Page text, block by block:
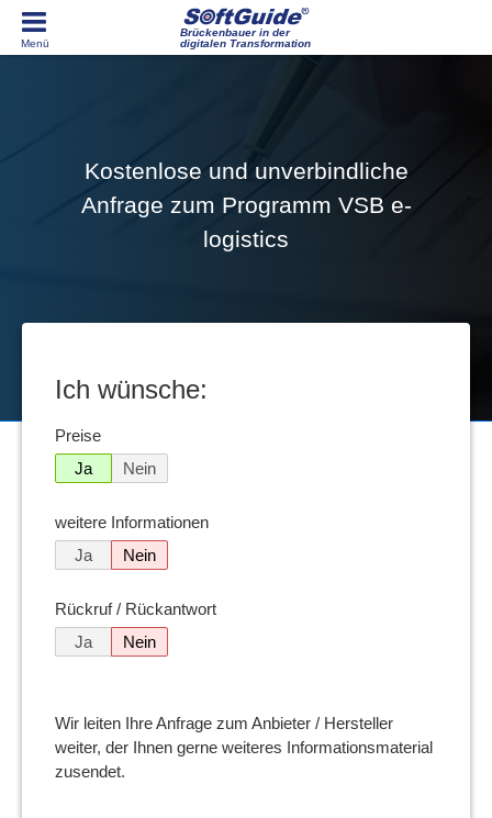
Brückenbauer in der
digitalen Transformation
Kostenlose und unverbindliche
Anfrage zum Programm VSB e-
logistics
Ich wünsche:
Preise
Ja
Nein
weitere Informationen
Ja
Nein
Rückruf / Rückantwort
Ja
Nein
Wir leiten Ihre Anfrage zum Anbieter / Hersteller
weiter, der Ihnen gerne weiteres Informationsmaterial
zusendet.